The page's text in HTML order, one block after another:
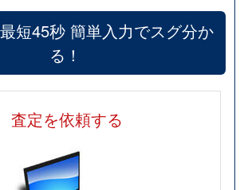
最短45秒 簡単入力でスグ分か
る！
査定を依頼する